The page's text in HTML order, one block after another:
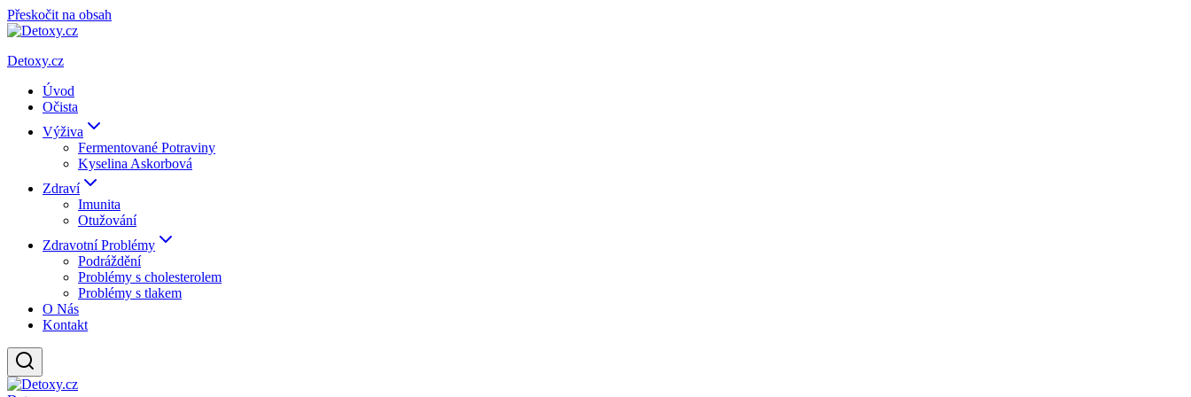
Přeskočit na obsah
Detoxy.cz
Úvod
Očista
Výživa
Fermentované Potraviny
Kyselina Askorbová
Zdraví
Imunita
Otužování
Zdravotní Problémy
Podráždění
Problémy s cholesterolem
Problémy s tlakem
O Nás
Kontakt